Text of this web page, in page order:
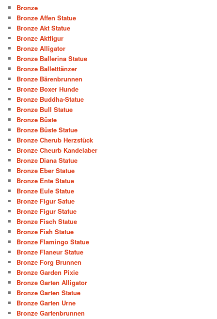
Bronze
Bronze Affen Statue
Bronze Akt Statue
Bronze Aktfigur
Bronze Alligator
Bronze Ballerina Statue
Bronze Balletttänzer
Bronze Bärenbrunnen
Bronze Boxer Hunde
Bronze Buddha-Statue
Bronze Bull Statue
Bronze Büste
Bronze Büste Statue
Bronze Cherub Herzstück
Bronze Cheurb Kandelaber
Bronze Diana Statue
Bronze Eber Statue
Bronze Ente Statue
Bronze Eule Statue
Bronze Figur Satue
Bronze Figur Statue
Bronze Fisch Statue
Bronze Fish Statue
Bronze Flamingo Statue
Bronze Flaneur Statue
Bronze Forg Brunnen
Bronze Garden Pixie
Bronze Garten Alligator
Bronze Garten Statue
Bronze Garten Urne
Bronze Gartenbrunnen